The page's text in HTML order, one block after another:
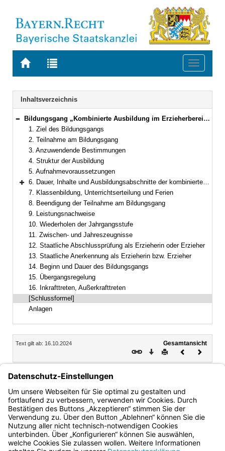
Zur
BAYERN.RECHT
Zur
letzten
Suche
Toggle
Navigation
Inhaltsverzeichnis
Bereich reduzieren
Bildungsgang „Kombinierte Ausbildung im Erzieherbereich an Fachakademien für Sozialpädagogik und Hochschulen mit ausbildungsintegrierendem Bachelorstudiengang“
1. Ziel des Bildungsgangs
2. Teilnahme am Bildungsgang
3. Anzuwendende Bestimmungen
4. Struktur der Ausbildung
5. Aufnahmevoraussetzungen
Bereich erweitern
6. Dauer, Inhalte und Ausbildungsabschnitte der kombinierten Ausbildung
7. Klassenbildung, Unterrichtserteilung und Ferien
8. Beendigung der Teilnahme am Bildungsgang
9. Leistungsnachweise
10. Wiederholen der Jahrgangsstufe
11. Zwischen- und Jahreszeugnisse
12. Staatliche Abschlussprüfung als Erzieherin oder Erzieher
13. Staatliche Anerkennung als Erzieherin bzw. Erzieher
14. Beginn und Dauer des Bildungsgangs
15. Übergangsregelung
16. Inkrafttreten, Außerkrafttreten
[Schlussformel]
Anlagen
Inhalt
Text gilt ab: 16.10.2024
Gesamtansicht
Download
DruckenVorheriges
Martin Wunsch
Ministerialdirektor
Bayern.de
BayernPortal